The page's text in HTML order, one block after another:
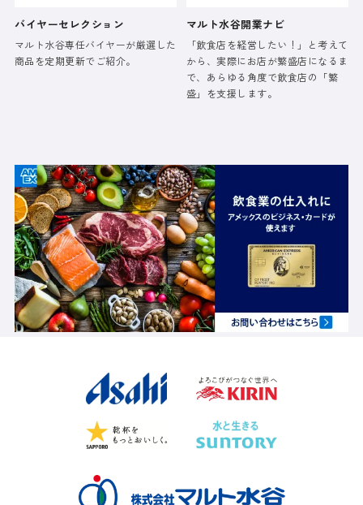
バイヤーセレクション
マルト水谷専任バイヤーが厳選した
商品を定期更新でご紹介。
マルト水谷開業ナビ
「飲食店を経営したい！」と考えて
から、実際にお店が繁盛店になるま
で、あらゆる角度で飲食店の「繁
盛」を支援します。